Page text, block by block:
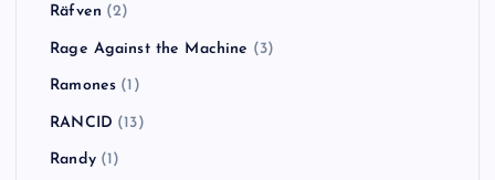
Räfven (2)
Rage Against the Machine (3)
Ramones (1)
RANCID (13)
Randy(1)